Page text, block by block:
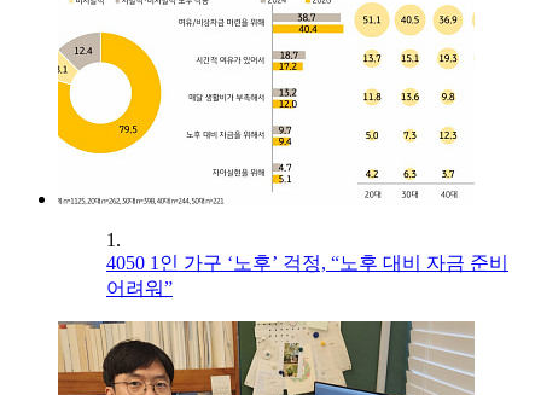
1.
4050 1인 가구 ‘노후’ 걱정, “노후 대비 자금 준비
어려워”